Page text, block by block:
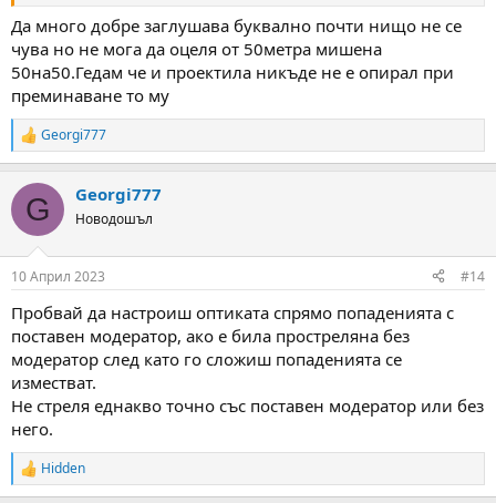
Да много добре заглушава буквално почти нищо не се
чува но не мога да оцеля от 50метра мишена
50на50.Гедам че и проектила никъде не е опирал при
преминаване то му
R
e
c
i
s
Georgi777
G Georgi777
Новодошъл
10 Април 2023 #14
Пробвай да настроиш оптиката спрямо попаденията с
поставен модератор, ако е била простреляна без
модератор след като го сложиш попаденията се
изместват.
Не стреля еднакво точно със поставен модератор или без
него.
R
e
Hidden